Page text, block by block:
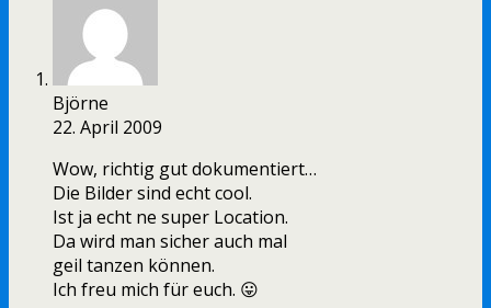
Björne
22. April 2009
Wow, richtig gut dokumentiert…
Die Bilder sind echt cool.
Ist ja echt ne super Location.
Da wird man sicher auch mal
geil tanzen können.
Ich freu mich für euch. 😛